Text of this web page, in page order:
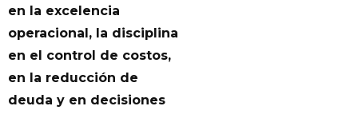
en la excelencia
operacional, la disciplina
en el control de costos,
en la reducción de
deuda y en decisiones